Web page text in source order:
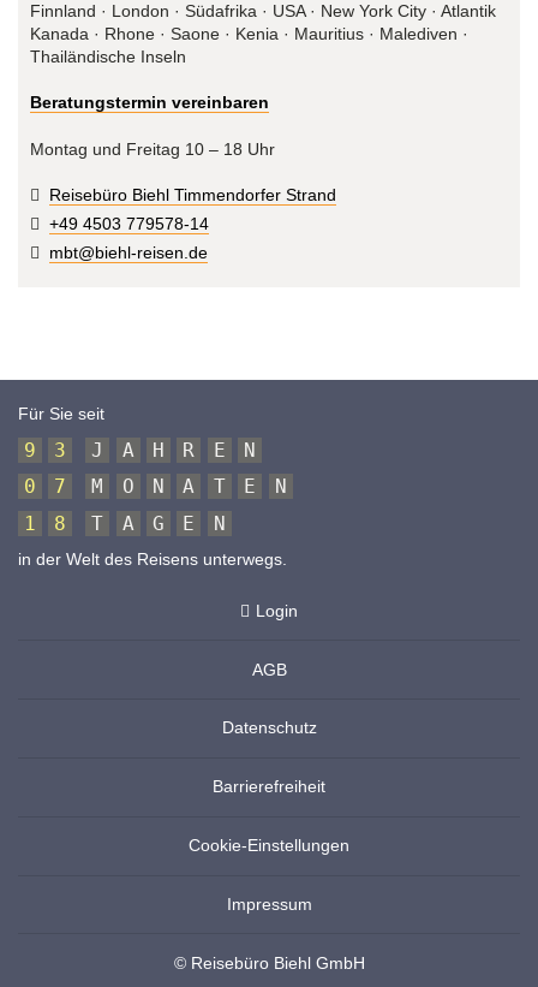
Finnland · London · Südafrika · USA · New York City · Atlantik
Kanada · Rhone · Saone · Kenia · Mauritius · Malediven ·
Thailändische Inseln
Beratungstermin vereinbaren
Montag und Freitag 10 – 18 Uhr
Reisebüro Biehl Timmendorfer Strand
+49 4503 779578-14
mbt@biehl-reisen.de
Für Sie seit
9 3 J A H R E
N
0
7 M O N A T E
N
1
8 T A G E N
in der Welt des Reisens unterwegs.
Login
AGB
Datenschutz
Barrierefreiheit
Cookie-Einstellungen
Impressum
© Reisebüro Biehl GmbH